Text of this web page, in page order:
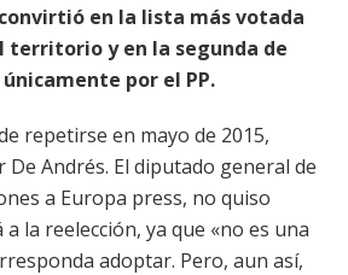
en la lista más votada
territorio y en la segunda de
por el PP.
repetirse en mayo de 2015,
Andrés. El diputado general de
a Europa press, no quiso
la reelección, ya que «no es una
adoptar. Pero, aun así,